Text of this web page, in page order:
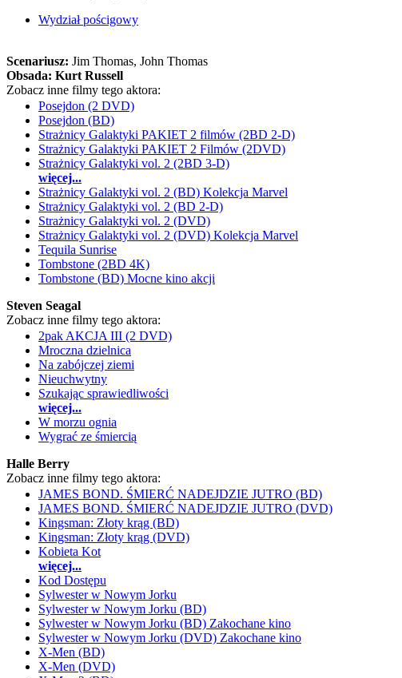
Wydział pościgowy
Scenariusz: Jim Thomas, John Thomas
Obsada: Kurt Russell
Zobacz inne filmy tego aktora:
Posejdon (2 DVD)
Posejdon (BD)
Strażnicy Galaktyki PAKIET 2 filmów (2BD 2-D)
Strażnicy Galaktyki PAKIET 2 Filmów (2DVD)
Strażnicy Galaktyki vol. 2 (2BD 3-D)
więcej...
Strażnicy Galaktyki vol. 2 (BD) Kolekcja Marvel
Strażnicy Galaktyki vol. 2 (BD 2-D)
Strażnicy Galaktyki vol. 2 (DVD)
Strażnicy Galaktyki vol. 2 (DVD) Kolekcja Marvel
Tequila Sunrise
Tombstone (2BD 4K)
Tombstone (BD) Mocne kino akcji
Steven Seagal
Zobacz inne filmy tego aktora:
2pak AKCJA III (2 DVD)
Mroczna dzielnica
Na zabójczej ziemi
Nieuchwytny
Szukając sprawiedliwości
więcej...
W morzu ognia
Wygrać ze śmiercią
Halle Berry
Zobacz inne filmy tego aktora:
JAMES BOND. ŚMIERĆ NADEJDZIE JUTRO (BD)
JAMES BOND. ŚMIERĆ NADEJDZIE JUTRO (DVD)
Kingsman: Złoty krąg (BD)
Kingsman: Złoty krąg (DVD)
Kobieta Kot
więcej...
Kod Dostępu
Sylwester w Nowym Jorku
Sylwester w Nowym Jorku (BD)
Sylwester w Nowym Jorku (BD) Zakochane kino
Sylwester w Nowym Jorku (DVD) Zakochane kino
X-Men (BD)
X-Men (DVD)